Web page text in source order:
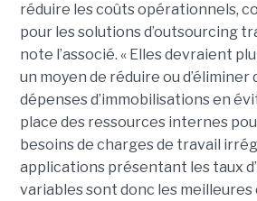
réduire les coûts opérationnels,
pour les solutions d’outsourcing
note l’associé. « Elles devraient
un moyen de réduire ou d’éliminer
dépenses d’immobilisations en
place des ressources internes
besoins de charges de travail
applications présentant les taux
variables sont donc les meilleures